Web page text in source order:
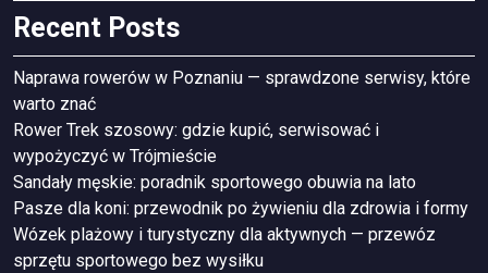
Recent Posts
Naprawa rowerów w Poznaniu — sprawdzone serwisy, które
warto znać
Rower Trek szosowy: gdzie kupić, serwisować i
wypożyczyć w Trójmieście
Sandały męskie: poradnik sportowego obuwia na lato
Pasze dla koni: przewodnik po żywieniu dla zdrowia i formy
Wózek plażowy i turystyczny dla aktywnych — przewóz
sprzętu sportowego bez wysiłku